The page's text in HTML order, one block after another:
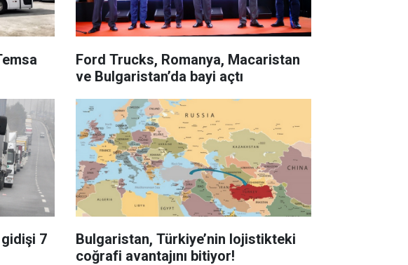
Ford Trucks, Romanya, Macaristan
ve Bulgaristan’da bayi açtı
gidişi 7
Bulgaristan, Türkiye’nin lojistikteki
coğrafi avantajını bitiyor!